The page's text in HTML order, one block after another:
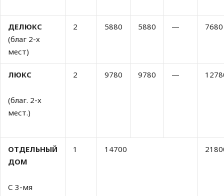
ДЕЛЮКС
(благ 2-х
мест)
2 5880 5880 — 7680
ЛЮКС
(благ. 2-х
мест.)
2 9780 9780 —
ОТДЕЛЬНЫЙ
ДОМ
С 3-мя
1 14700